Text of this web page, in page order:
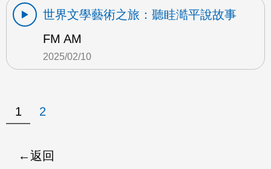
世界文學藝術之旅：聽眭澔平說故事
FM AM
2025/02/10
1 2
返回